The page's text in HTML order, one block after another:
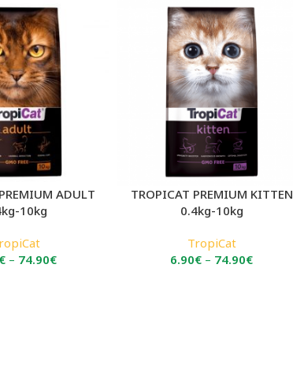
ADULT
10kg
€ – 74.90€Price
TROPICAT PREMIUM KITTEN
0.4kg-10kg
TropiCat
6.90€ – 74.90€Price